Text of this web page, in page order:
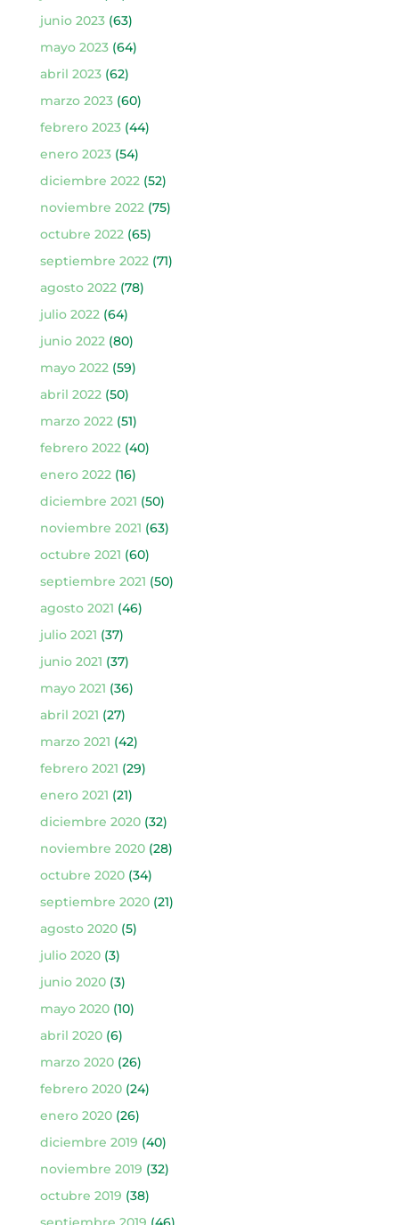
junio 2023(63)
mayo 2023(64)
abril 2023(62)
marzo 2023(60)
febrero 2023(44)
enero 2023(54)
diciembre 2022(52)
noviembre 2022(75)
octubre 2022(65)
septiembre 2022(71)
agosto 2022(78)
julio 2022(64)
junio 2022(80)
mayo 2022(59)
abril 2022(50)
marzo 2022(51)
febrero 2022(40)
enero 2022(16)
diciembre 2021 (50)
noviembre 2021 (63)
octubre 2021 (60)
septiembre 2021 (50)
agosto 2021 (46)
julio 2021 (37)
junio 2021 (37)
mayo 2021 (36)
abril 2021 (27)
marzo 2021 (42)
febrero 2021 (29)
enero 2021 (21)
diciembre 2020(32)
noviembre 2020(28)
octubre 2020(34)
septiembre 2020(21)
agosto 2020(5)
julio 2020(3)
junio 2020(3)
mayo 2020(10)
abril 2020(6)
marzo 2020(26)
febrero 2020(24)
enero 2020(26)
diciembre 2019 (40)
noviembre 2019 (32)
octubre 2019 (38)